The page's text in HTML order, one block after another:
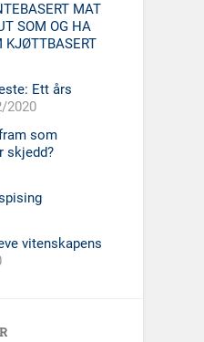
MAT
SOM OG HA
KJØTTBASERT
Ett års
2020
som
skjedd?
vitenskapens